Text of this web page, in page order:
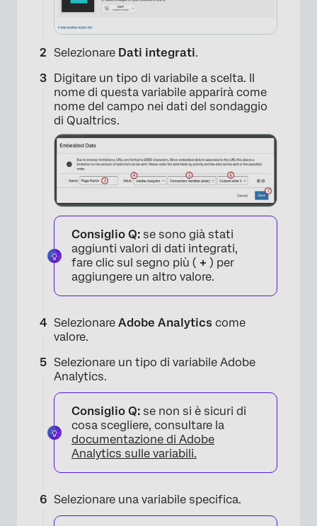
Selezionare Dati integrati.
Digitare un tipo di variabile a scelta. Il
nome di questa variabile apparirà come
nome del campo nei dati del sondaggio
di Qualtrics.
Consiglio Q: se sono già stati
aggiunti valori di dati integrati,
fare clic sul segno più ( + ) per
aggiungere un altro valore.
Selezionare Adobe Analytics come
valore.
Selezionare un tipo di variabile Adobe
Analytics.
Consiglio Q: se non si è sicuri di
cosa scegliere, consultare la
documentazione di Adobe
Analytics sulle variabili.
Selezionare una variabile specifica.